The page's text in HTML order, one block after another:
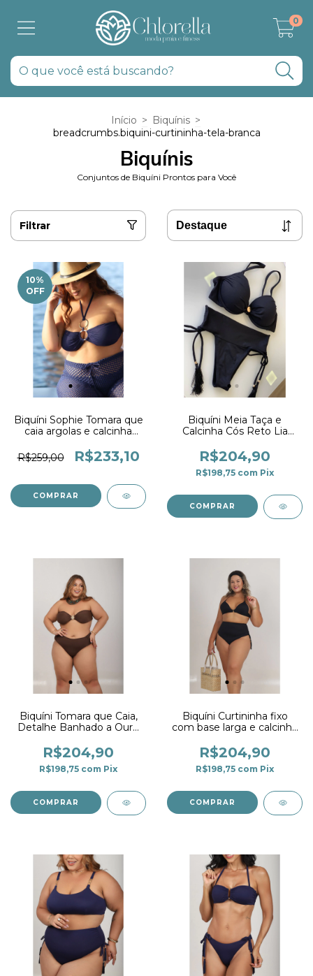
0
Início > Biquínis >
breadcrumbs.biquini-curtininha-tela-branca
Biquínis
Conjuntos de Biquíni Prontos para Você
Filtrar
10%
OFF
Biquíni Sophie Tomara que
caia argolas e calcinha
R$259,00
R$233,10
COMPRAR
Biquíni Meia Taça e
Calcinha Cós Reto Lia
R$204,90
R$198,75 com Pix
COMPRAR
Biquíni Tomara que Caia,
Detalhe Banhado a Ouro
Café
R$204,90
R$198,75 com Pix
COMPRAR
Biquíni Curtininha fixo
com base larga e calcinha
R$204,90
R$198,75 com Pix
COMPRAR